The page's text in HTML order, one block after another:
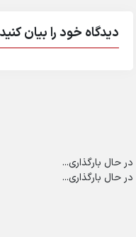
دیدگاه خود را بیان کنید
در حال بارگذاری...
در حال بارگذاری...